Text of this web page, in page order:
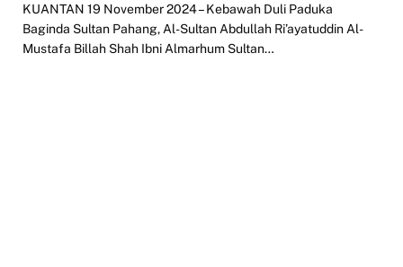
KUANTAN 19 November 2024 – Kebawah Duli Paduka
Baginda Sultan Pahang, Al-Sultan Abdullah Ri’ayatuddin Al-
Mustafa Billah Shah Ibni Almarhum Sultan…